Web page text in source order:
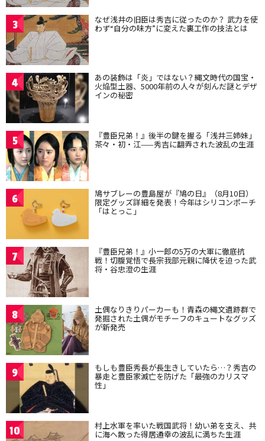
3 なぜ浅井の旧臣は秀吉に従ったのか？ 武力を使
わず“自分の味方”に変えた裏工作の技法とは
4 あの装飾は「炎」ではない？縄文時代の国宝・
火焔型土器、5000年前の人々が刻んだ謎とデザ
インの秘密
5 『豊臣兄弟！』後半の鍵を握る「浅井三姉妹」
茶々・初・江——秀吉に翻弄された波乱の生涯
6 鳩サブレーの豊島屋が『鳩の日』（8月10日）
限定グッズ詳細を発表！今年はシリコンポーチ
「はとっこ」
7 『豊臣兄弟！』小一郎の5万の大軍に徹底抗
戦！切腹覚悟で長宗我部元親に降伏を迫った武
将・谷忠澄の生涯
8 土偶なりきりパーカーも！青森の縄文遺跡群で
発掘された土偶がモチーフのキュートなグッズ
が新発売
9 もしも豊臣秀長が長生きしていたら…？秀吉の
暴走と豊臣家滅亡を防げた「最強のカリスマ
性」
10 村上水軍を率いた戦国武将！幼い弟を支え、共
に海へ散った得居通幸の波乱に満ちた生涯